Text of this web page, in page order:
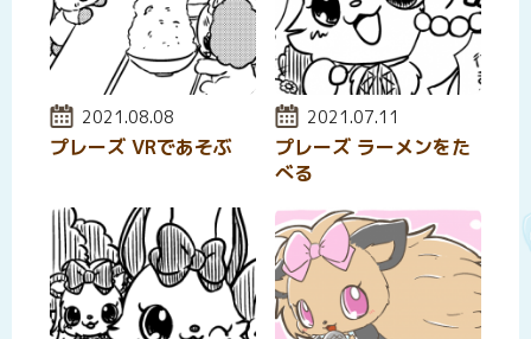
投稿日:
2021.08.08
プレーズ VRであそぶ
投稿日:
2021.07.11
プレーズ ラーメンをた
べる